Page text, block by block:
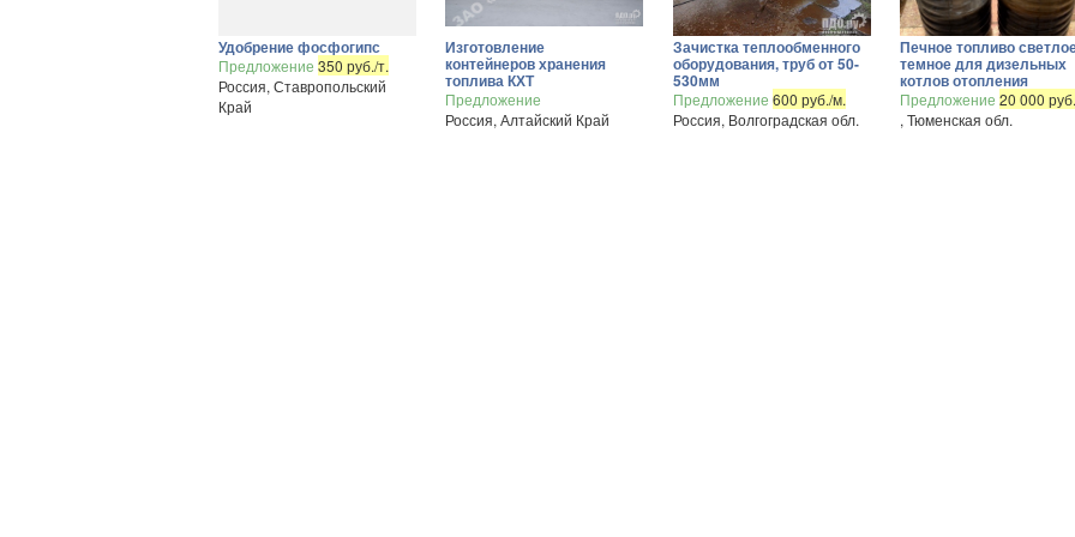
Удобрение фосфогипс
Предложение 350 руб./т.
Россия, Ставропольский
Край
Изготовление
контейнеров хранения
топлива КХТ
Предложение
Россия, Алтайский Край
Зачистка теплообменного
оборудования, труб от 50-
530мм
Предложение 600 руб./м.
Россия, Волгоградская обл.
Печное топливо
темное для дизельных
котлов отопления
Предложение20 000
, Тюменская обл.